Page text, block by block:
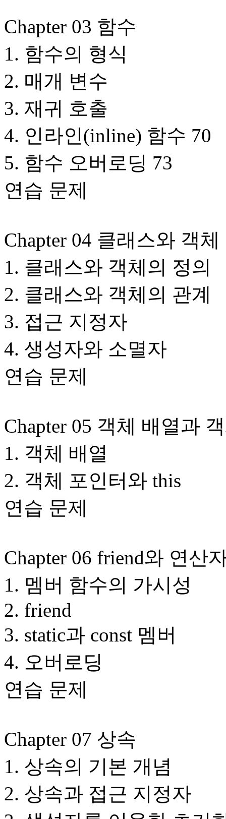
Chapter 03 함수
1. 함수의 형식
2. 매개 변수
3. 재귀 호출
4. 인라인(inline) 함수 70
5. 함수 오버로딩 73
연습 문제
Chapter 04 클래스와 객체
1. 클래스와 객체의 정의
2. 클래스와 객체의 관계
3. 접근 지정자
4. 생성자와 소멸자
연습 문제
Chapter 05 객체 배열과
1. 객체 배열
2. 객체 포인터와 this
연습 문제
Chapter 06 friend와 연산
1. 멤버 함수의 가시성
2. friend
3. static과 const 멤버
4. 오버로딩
연습 문제
Chapter 07 상속
1. 상속의 기본 개념
2. 상속과 접근 지정자